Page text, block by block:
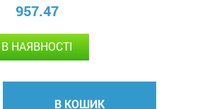
957.47
В НАЯВНОСТІ
В КОШИК